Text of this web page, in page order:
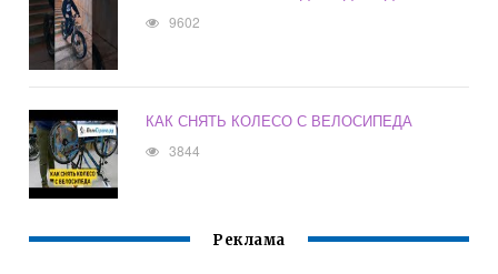
9602
КАК СНЯТЬ КОЛЕСО С ВЕЛОСИПЕДА
3844
Реклама